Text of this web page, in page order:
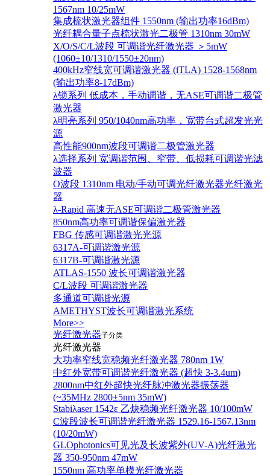
1567nm 10/25mW
集成梳状激光器组件 1550nm (输出功率16dBm)
光纤耦合量子点梳状激光二极管 1310nm 30mW
X/O/S/C/L波段 可调谐光纤激光器 ＞5mW
(1060±10/1310/1550±20nm)
400kHz窄线宽可调谐激光器 (iTLA) 1528-1568nm
(输出功率8-17dBm)
λ锁系列 低成本，手动调谐，无ASE可调谐二极管
激光器
λ明亮系列 950/1040nm高功率，宽带台式超发光光
源
高性能900nm波段可调谐二极管激光器
λ选择系列 宽调谐范围、窄带、低损耗可调谐光滤
波器
O波段 1310nm 电动/手动可调光纤激光器光纤激光
器
λ-Rapid 高速无ASE可调谐二极管激光器
850nm高功率可调谐保偏激光器
FBG 传感可调谐激光光源
6317A-可调谐激光源
6317B-可调谐激光源
ATLAS-1550 波长可调谐激光器
C/L波段 可调谐激光器
多通道可调谐光源
AMETHYST波长可调谐激光系统
More>>
光纤激光器子分类
光纤激光器
大功率窄线宽稳频光纤激光器 780nm 1W
中红外宽带可调谐光纤激光器 (超快 3-3.4um)
2800nm中红外超快光纤脉冲激光器振荡器
(~35MHz 2800±5nm 35mW)
Stabiλaser 1542ε 乙炔稳频光纤激光器 10/100mW
C波段波长可调谐光纤激光器 1529.16-1567.13nm
(10/20mW)
GLOphotonics可见光及长波紫外(UV-A)光纤激光
器 350-950nm 47mW
1550nm 高功率单模光纤激光器